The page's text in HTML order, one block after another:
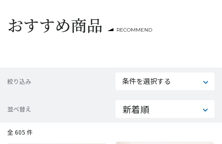
おすすめ商品 RECOMMEND
絞り込み 条件を選択する
並べ替え
全 605 件